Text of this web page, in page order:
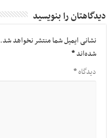
دیدگاهتان را بنویسید
نشانی ایمیل شما منتشر نخواهد شد.
شده‌اند*
دیدگاه*